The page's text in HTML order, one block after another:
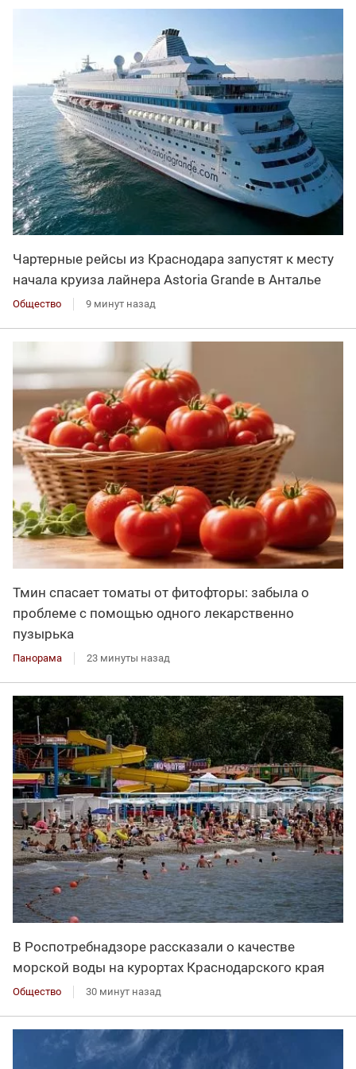
Чартерные рейсы из Краснодара запустят к месту
начала круиза лайнера Astoria Grande в Анталье
Общество 9 минут назад
Тмин спасает томаты от фитофторы: забыла о
проблеме с помощью одного лекарственно
пузырька
Панорама 23 минуты назад
В Роспотребнадзоре рассказали о качестве
морской воды на курортах Краснодарского края
Общество 30 минут назад